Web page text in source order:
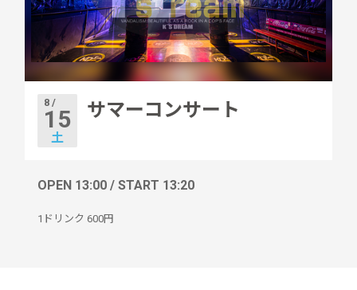
8 /
15
土
サマーコンサート
OPEN 13:00 / START 13:20
1ドリンク 600円